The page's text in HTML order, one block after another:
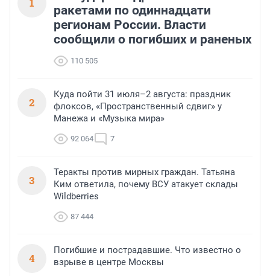
ракетами по одиннадцати
регионам России. Власти
сообщили о погибших и раненых
110 505
2
Куда пойти 31 июля–2 августа: праздник
флоксов, «Пространственный сдвиг» у
Манежа и «Музыка мира»
92 064 7
3
Теракты против мирных граждан. Татьяна
Ким ответила, почему ВСУ атакует склады
Wildberries
87 444
4
Погибшие и пострадавшие. Что известно о
взрыве в центре Москвы